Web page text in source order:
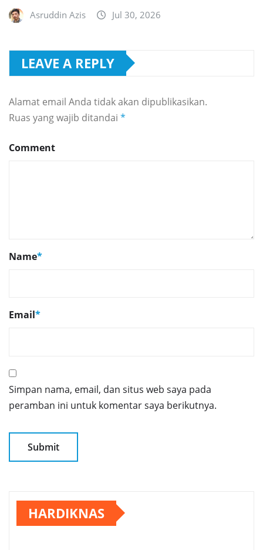
Asruddin Azis Jul 30, 2026
LEAVE A REPLY
Alamat email Anda tidak akan dipublikasikan.
Ruas yang wajib ditandai *
Comment
Name*
Email*
Simpan nama, email, dan situs web saya pada
peramban ini untuk komentar saya berikutnya.
HARDIKNAS